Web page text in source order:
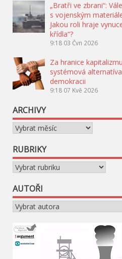
„Bratři ve zbrani“:
s vojenským
Jakou roli hraje
křídla“?
9:18 03 Čvn 2026
Za hranice
systémová
demokracii
9:18 07 Kvě 2026
ARCHIVY
Archivy
RUBRIKY
Rubriky
AUTOŘI